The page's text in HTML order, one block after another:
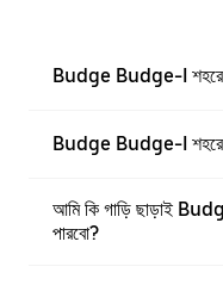
Budge Budge-I শহরে
Budge Budge-I শহরে
আমি কি গাড়ি ছাড়াই
পারবো?